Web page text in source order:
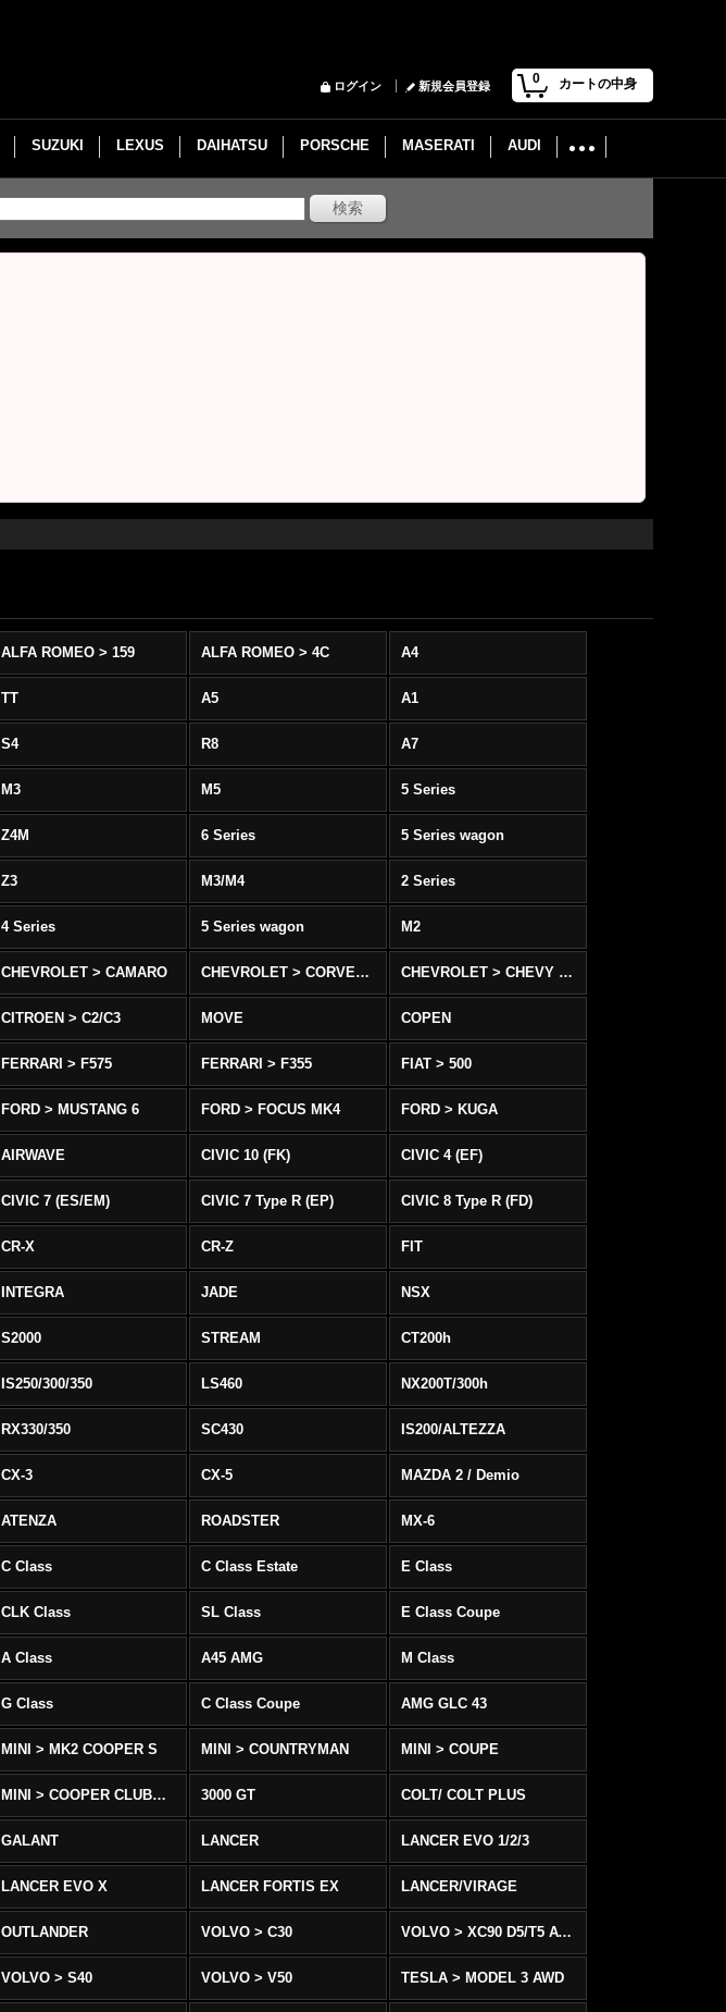
0 カートの中身
ログイン 新規会員登録
SUZUKI LEXUS DAIHATSU PORSCHE MASERATI AUDI
ALFA ROMEO > 159 ALFA ROMEO > 4C A4
TT A5 A1
S4 R8 A7
M3 M5 5 Series
Z4M 6 Series 5 Series wagon
Z3 M3/M4 2 Series
4 Series 5 Series wagon M2
CHEVROLET > CAMARO CHEVROLET > CORVETTE C5/C6 CHEVROLET > CHEVY SS
CITROEN > C2/C3 MOVE COPEN
FERRARI > F575 FERRARI > F355 FIAT > 500
FORD > MUSTANG 6 FORD > FOCUS MK4 FORD > KUGA
AIRWAVE CIVIC 10 (FK) CIVIC 4 (EF)
CIVIC 7 (ES/EM) CIVIC 7 Type R (EP) CIVIC 8 Type R (FD)
CR-X CR-Z FIT
INTEGRA JADE NSX
S2000 STREAM CT200h
IS250/300/350 LS460 NX200T/300h
RX330/350 SC430 IS200/ALTEZZA
CX-3 CX-5 MAZDA 2 / Demio
ATENZA ROADSTER MX-6
C Class C Class Estate E Class
CLK Class SL Class E Class Coupe
A Class A45 AMG M Class
G Class C Class Coupe AMG GLC 43
MINI > MK2 COOPER S MINI > COUNTRYMAN MINI > COUPE
MINI > COOPER CLUBMAN 3000 GT COLT/ COLT PLUS
GALANT LANCER LANCER EVO 1/2/3
LANCER EVO X LANCER FORTIS EX LANCER/VIRAGE
OUTLANDER VOLVO > C30 VOLVO > XC90 D5/T5 AWD
VOLVO > S40 VOLVO > V50 TESLA > MODEL 3 AWD